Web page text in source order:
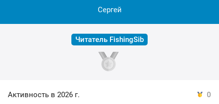
Сергей
Читатель FishingSib
Активность в 2026 г.
0